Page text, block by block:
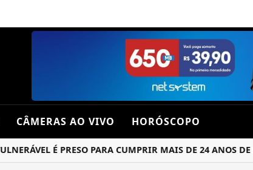
CÂMERAS AO VIVO HORÓSCOPO
É PRESO PARA CUMPRIR MAIS DE 24 ANOS DE